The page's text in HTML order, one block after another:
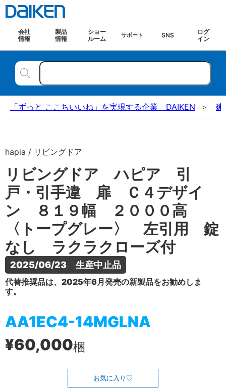
会社
情報
製品
情報
ショー
ルーム
サポート SNS
ログ
イン
「ずっと ここちいいね」を実現する企業 DAIKEN 建
hapia / リビングドア
リビングドア ハピア 引
戸・引手違 扉 Ｃ４デザイ
ン ８１９幅 ２０００高
〈トープグレー〉 左引用 錠
なし ラクラクローズ付
2025/06/23　生産中止品
代替推奨品は、2025年6月発売の新製品をお勧めしま
す。
AA1EC4-14MGLNA
¥60,000梱
お気に入り